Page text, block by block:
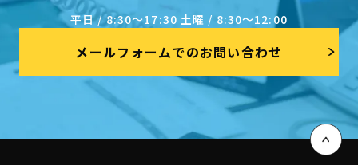
平日 / 8:30～17:30 土曜 / 8:30～12:00
メールフォームでのお問い合わせ